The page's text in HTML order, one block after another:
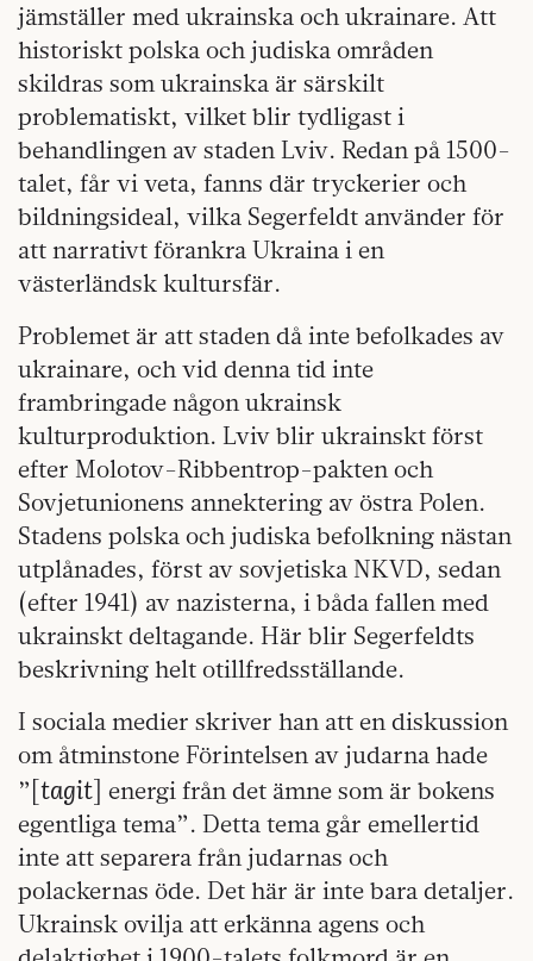
jämställer med ukrainska och ukrainare. Att
historiskt polska och judiska områden
skildras som ukrainska är särskilt
problematiskt, vilket blir tydligast i
behandlingen av staden Lviv. Redan på 1500-
talet, får vi veta, fanns där tryckerier och
bildningsideal, vilka Segerfeldt använder för
att narrativt förankra Ukraina i en
västerländsk kultursfär.
Problemet är att staden då inte befolkades av
ukrainare, och vid denna tid inte
frambringade någon ukrainsk
kulturproduktion. Lviv blir ukrainskt först
efter Molotov-Ribbentrop-pakten och
Sovjetunionens annektering av östra Polen.
Stadens polska och judiska befolkning nästan
utplånades, först av sovjetiska NKVD, sedan
(efter 1941) av nazisterna, i båda fallen med
ukrainskt deltagande. Här blir Segerfeldts
beskrivning helt otillfredsställande.
I sociala medier skriver han att en diskussion
om åtminstone Förintelsen av judarna hade
”[tagit] energi från det ämne som är bokens
egentliga tema”. Detta tema går emellertid
inte att separera från judarnas och
polackernas öde. Det här är inte bara detaljer.
Ukrainsk ovilja att erkänna agens och